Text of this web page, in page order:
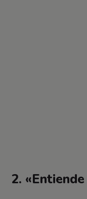
2.